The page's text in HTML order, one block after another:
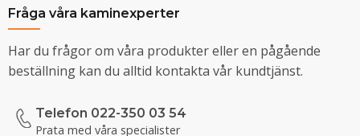
Fråga våra kaminexperter
Har du frågor om våra produkter eller en pågående
beställning kan du alltid kontakta vår kundtjänst.
Telefon 022-350 03 54
Prata med våra specialister